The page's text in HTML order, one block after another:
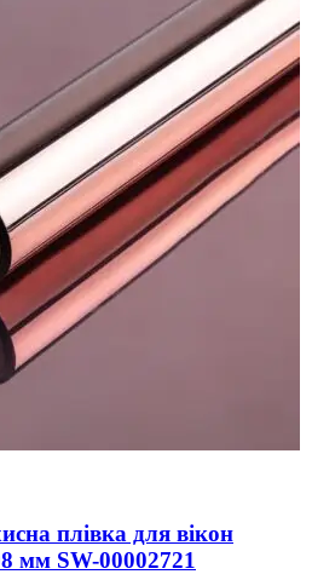
плівка для вікон
мм SW-00002721